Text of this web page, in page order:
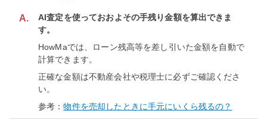
A.
AI査定を使っておおよその手残り金額を算出できま
す。
HowMaでは、ローン残高等を差し引いた金額を自動で
計算できます。
正確な金額は不動産会社や税理士に必ずご確認くださ
い。
参考：物件を売却したときに手元にいくら残るの？